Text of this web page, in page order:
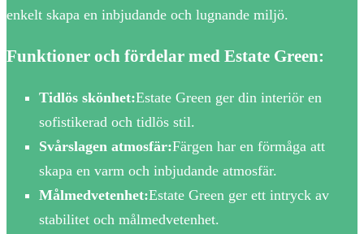
enkelt skapa en inbjudande och lugnande miljö.
Funktioner och fördelar med Estate Green:
Tidlös skönhet:Estate Green ger din interiör en
sofistikerad och tidlös stil.
Svårslagen atmosfär:Färgen har en förmåga att
skapa en varm och inbjudande atmosfär.
Målmedvetenhet:Estate Green ger ett intryck av
stabilitet och målmedvetenhet.